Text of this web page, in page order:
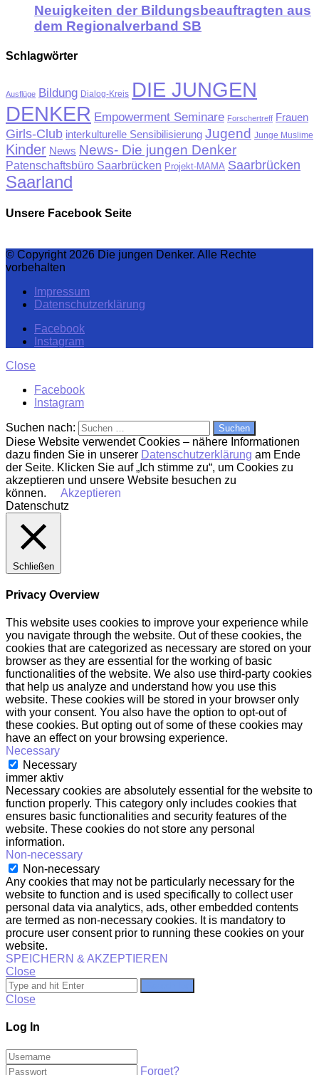
Neuigkeiten der Bildungsbeauftragten aus
dem Regionalverband SB
Schlagwörter
Ausflüge Bildung Dialog-Kreis DIE JUNGEN
DENKER Empowerment Seminare Forschertreff Frauen
Girls-Club interkulturelle Sensibilisierung Jugend Junge Muslime
Kinder News News- Die jungen Denker
Patenschaftsbüro Saarbrücken Projekt-MAMA Saarbrücken
Saarland
Unsere Facebook Seite
© Copyright 2026 Die jungen Denker. Alle Rechte
vorbehalten
Impressum
Datenschutzerklärung
Facebook
Instagram
Close
Facebook
Instagram
Suchen nach:
Diese Website verwendet Cookies – nähere Informationen
dazu finden Sie in unserer Datenschutzerklärung am Ende
der Seite. Klicken Sie auf „Ich stimme zu“, um Cookies zu
akzeptieren und unsere Website besuchen zu
können.
Akzeptieren
Datenschutz
Schließen
Privacy Overview
This website uses cookies to improve your experience while
you navigate through the website. Out of these cookies, the
cookies that are categorized as necessary are stored on your
browser as they are essential for the working of basic
functionalities of the website. We also use third-party cookies
that help us analyze and understand how you use this
website. These cookies will be stored in your browser only
with your consent. You also have the option to opt-out of
these cookies. But opting out of some of these cookies may
have an effect on your browsing experience.
Necessary
Necessary
immer aktiv
Necessary cookies are absolutely essential for the website to
function properly. This category only includes cookies that
ensures basic functionalities and security features of the
website. These cookies do not store any personal
information.
Non-necessary
Non-necessary
Any cookies that may not be particularly necessary for the
website to function and is used specifically to collect user
personal data via analytics, ads, other embedded contents
are termed as non-necessary cookies. It is mandatory to
procure user consent prior to running these cookies on your
website.
SPEICHERN & AKZEPTIEREN
Close
Close
Log In
Forget?